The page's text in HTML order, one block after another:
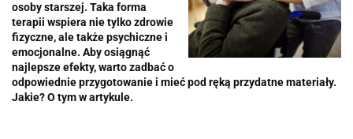
osoby starszej. Taka forma
terapii wspiera nie tylko zdrowie
fizyczne, ale także psychiczne i
emocjonalne. Aby osiągnąć
najlepsze efekty, warto zadbać o
odpowiednie przygotowanie i mieć pod ręką przydatne materiały.
Jakie? O tym w artykule.